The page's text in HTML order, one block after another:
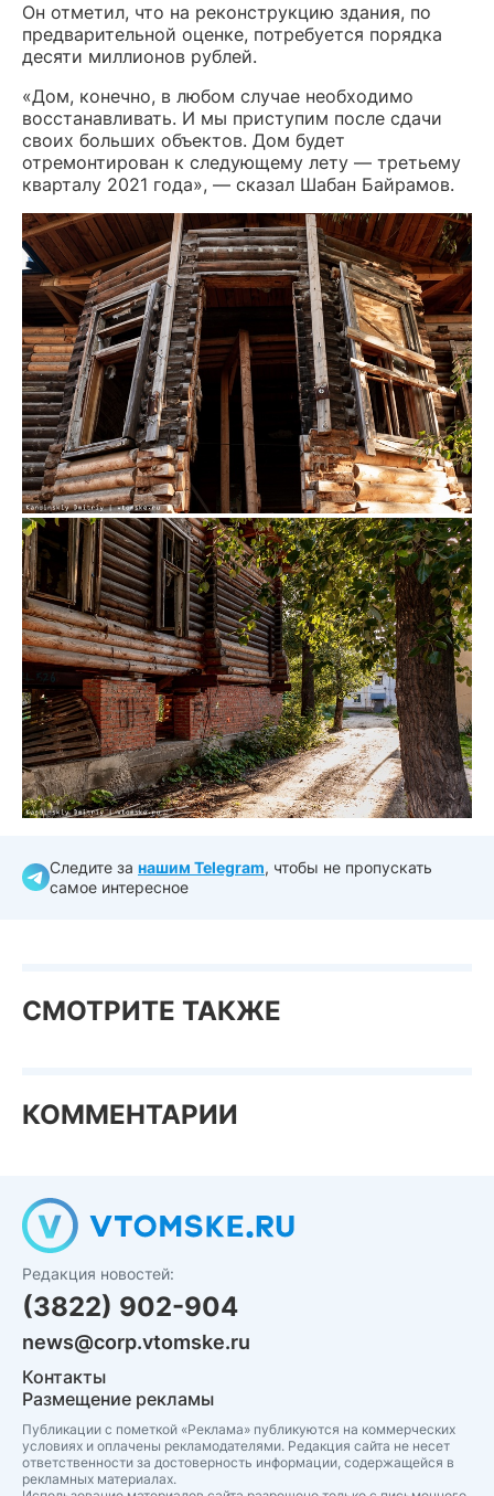
Он отметил, что на реконструкцию здания, по
предварительной оценке, потребуется порядка
десяти миллионов рублей.
«Дом, конечно, в любом случае необходимо
восстанавливать. И мы приступим после сдачи
своих больших объектов. Дом будет
отремонтирован к следующему лету — третьему
кварталу 2021 года», — сказал Шабан Байрамов.
Следите за нашим Telegram, чтобы не пропускать
самое интересное
СМОТРИТЕ ТАКЖЕ
КОММЕНТАРИИ
Редакция новостей:
(3822) 902-904
news@corp.vtomske.ru
Контакты
Размещение рекламы
Публикации с пометкой «Реклама» публикуются на коммерческих
условиях и оплачены рекламодателями. Редакция сайта не несет
ответственности за достоверность информации, содержащейся в
рекламных материалах.